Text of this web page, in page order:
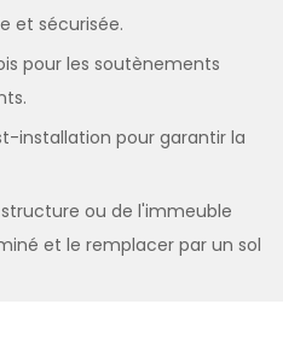
et sécurisée.
pour les soutènements
installation pour garantir la
ou de l'immeuble
et le remplacer par un sol